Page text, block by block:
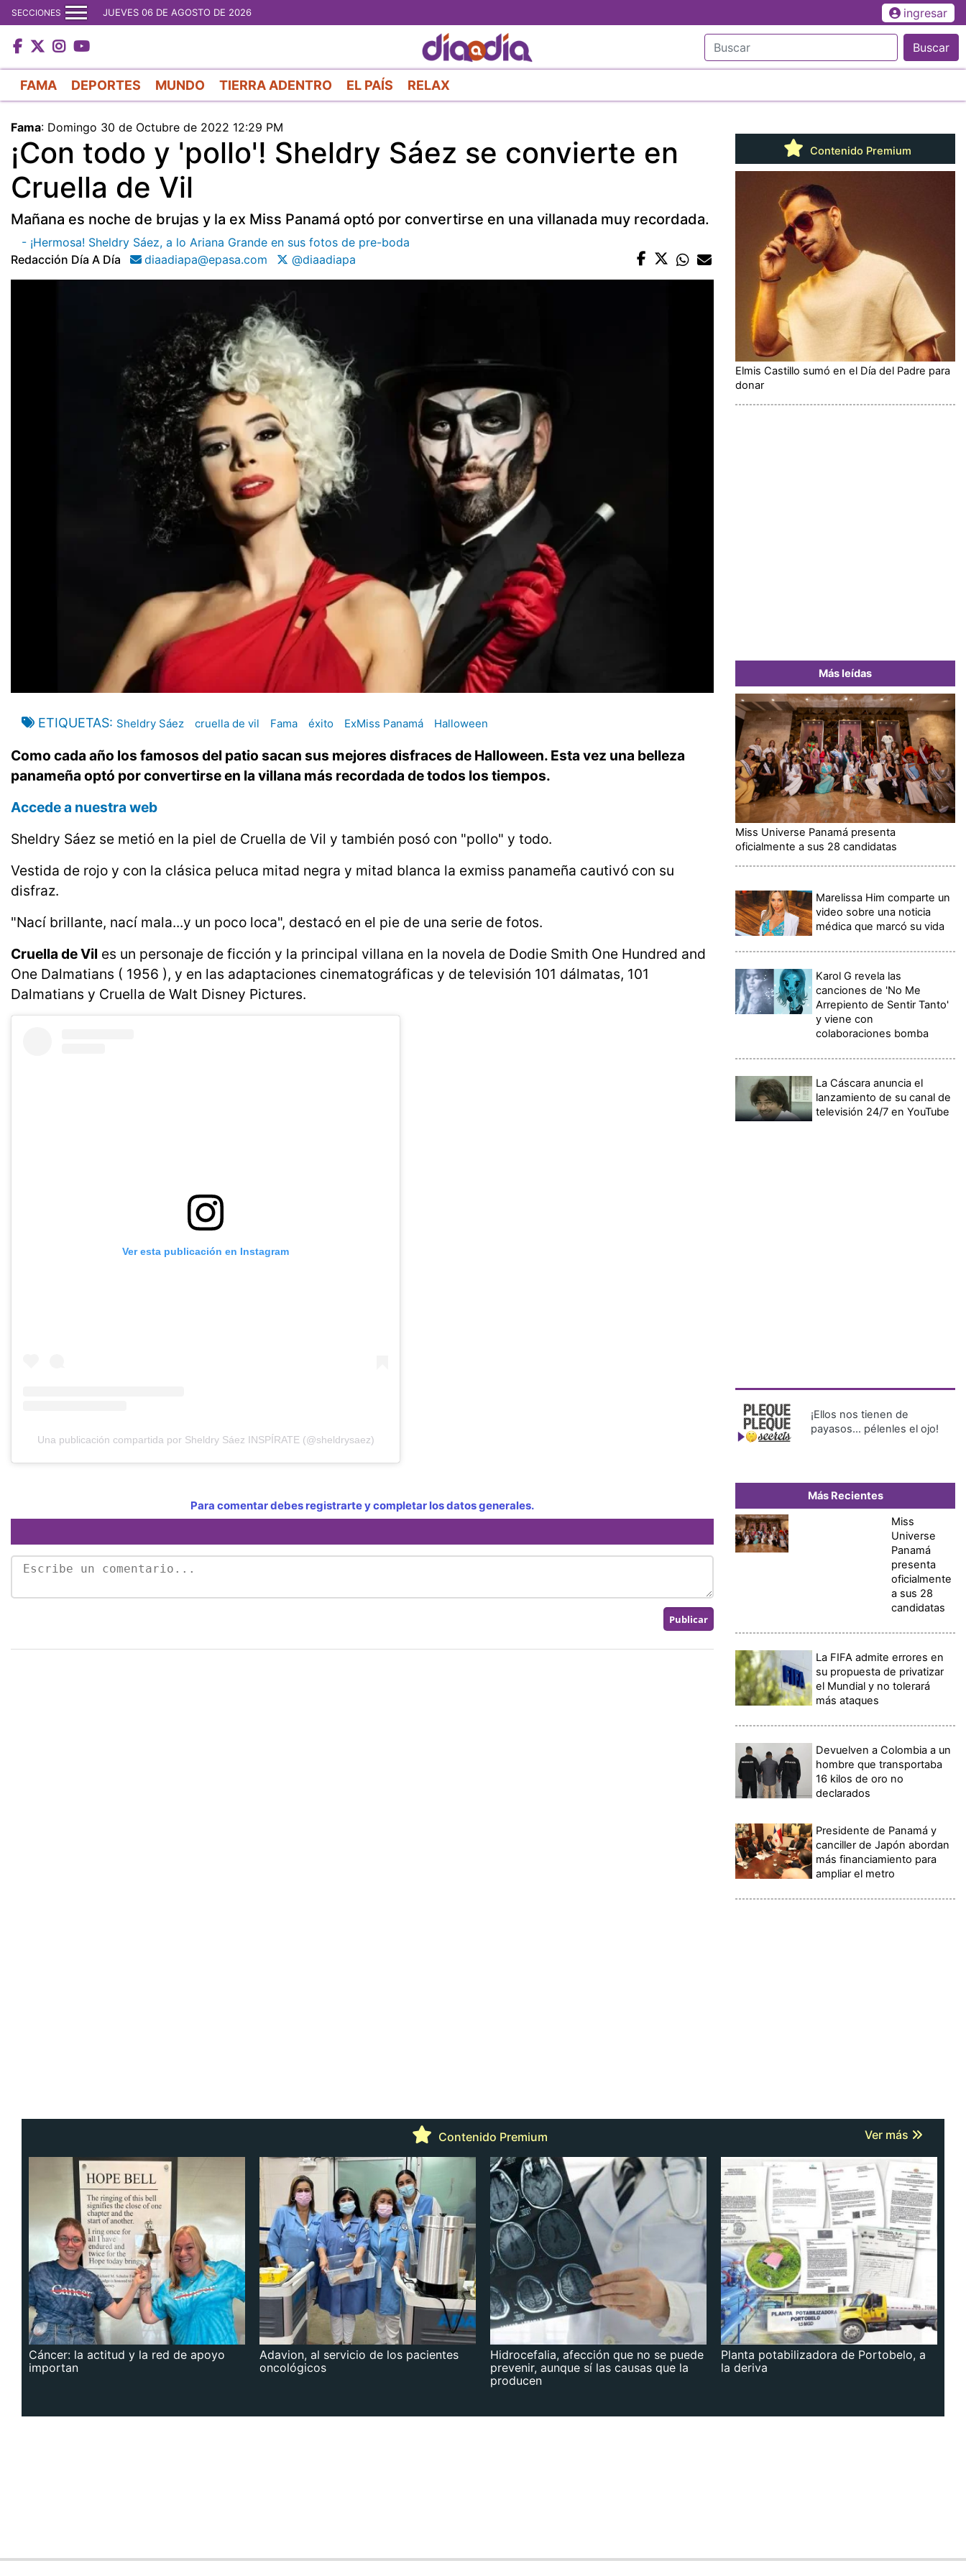
al
contenido
principal
SECCIONES JUEVES 06 DE AGOSTO DE 2026 ingresar
Buscar
FAMA DEPORTES MUNDO TIERRA ADENTRO EL PAÍS RELAX
Fama: Domingo 30 de Octubre de 2022 12:29 PM
¡Con todo y 'pollo'! Sheldry Sáez se convierte en
Cruella de Vil
Mañana es noche de brujas y la ex Miss Panamá optó por convertirse en una villanada muy recordada.
- ¡Hermosa! Sheldry Sáez, a lo Ariana Grande en sus fotos de pre-boda
Redacción Día A Día
diaadiapa@epasa.com @diaadiapa
ETIQUETAS Sheldry Sáez cruella de vil Fama éxito ExMiss Panamá Halloween
Como cada año los famosos del patio sacan sus mejores disfraces de Halloween. Esta vez una belleza
panameña optó por convertirse en la villana más recordada de todos los tiempos.
Accede a nuestra web
Sheldry Sáez se metió en la piel de Cruella de Vil y también posó con "pollo" y todo.
Vestida de rojo y con la clásica peluca mitad negra y mitad blanca la exmiss panameña cautivó con su
disfraz.
"Nací brillante, nací mala...y un poco loca", destacó en el pie de una serie de fotos.
Cruella de Vil es un personaje de ficción y la principal villana en la novela de Dodie Smith One Hundred and
One Dalmatians ( 1956 ), y en las adaptaciones cinematográficas y de televisión 101 dálmatas, 101
Dalmatians y Cruella de Walt Disney Pictures.
Ver esta publicación en Instagram
Una publicación compartida por Sheldry Sáez INSPÍRATE (@sheldrysaez)
Para comentar debes registrarte y completar los datos generales.
Contenido Premium
Elmis Castillo sumó en el Día del Padre para
donar
Más leídas
Miss Universe Panamá presenta
oficialmente a sus 28 candidatas
Marelissa Him comparte un
video sobre una noticia
médica que marcó su vida
Karol G revela las
canciones de 'No Me
Arrepiento de Sentir Tanto'
y viene con
colaboraciones bomba
La Cáscara anuncia el
lanzamiento de su canal de
televisión 24/7 en YouTube
¡Ellos nos tienen de
payasos… pélenles el ojo!
Más Recientes
Miss
Universe
Panamá
presenta
oficialmente
a sus 28
candidatas
La FIFA admite errores en
su propuesta de privatizar
el Mundial y no tolerará
más ataques
Devuelven a Colombia a un
hombre que transportaba
16 kilos de oro no
declarados
Presidente de Panamá y
canciller de Japón abordan
más financiamiento para
ampliar el metro
Contenido Premium Ver más
Cáncer: la actitud y la red de apoyo
importan
Adavion, al servicio de los pacientes
oncológicos
Hidrocefalia, afección que no se puede
prevenir, aunque sí las causas que la
producen
Planta potabilizadora de Portobelo, a
la deriva